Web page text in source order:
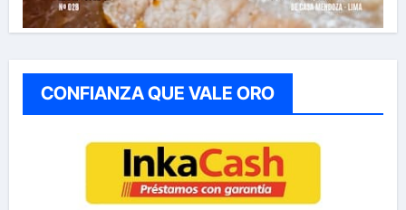
CONFIANZA QUE VALE ORO